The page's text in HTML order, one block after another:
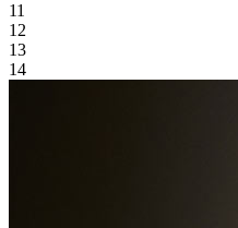
11
12
13
14